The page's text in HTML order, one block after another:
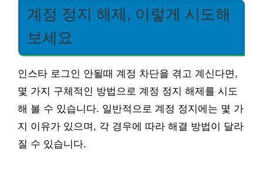
계정 정지 해제, 이렇게 시도해
보세요
인스타 로그인 안될때 계정 차단을 겪고 계신다면,
몇 가지 구체적인 방법으로 계정 정지 해제를 시도
해 볼 수 있습니다. 일반적으로 계정 정지에는 몇 가
지 이유가 있으며, 각 경우에 따라 해결 방법이 달라
질 수 있습니다.